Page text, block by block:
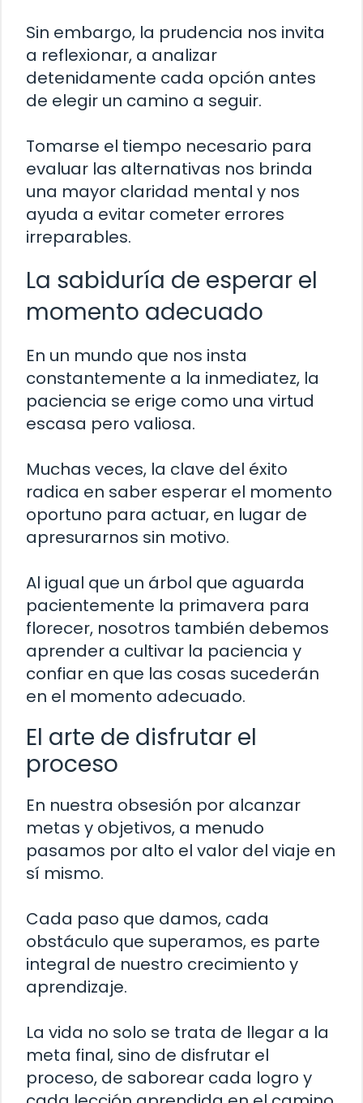
Sin embargo, la prudencia nos invita
a reflexionar, a analizar
detenidamente cada opción antes
de elegir un camino a seguir.
Tomarse el tiempo necesario para
evaluar las alternativas nos brinda
una mayor claridad mental y nos
ayuda a evitar cometer errores
irreparables.
La sabiduría de esperar el
momento adecuado
En un mundo que nos insta
constantemente a la inmediatez, la
paciencia se erige como una virtud
escasa pero valiosa.
Muchas veces, la clave del éxito
radica en saber esperar el momento
oportuno para actuar, en lugar de
apresurarnos sin motivo.
Al igual que un árbol que aguarda
pacientemente la primavera para
florecer, nosotros también debemos
aprender a cultivar la paciencia y
confiar en que las cosas sucederán
en el momento adecuado.
El arte de disfrutar el
proceso
En nuestra obsesión por alcanzar
metas y objetivos, a menudo
pasamos por alto el valor del viaje en
sí mismo.
Cada paso que damos, cada
obstáculo que superamos, es parte
integral de nuestro crecimiento y
aprendizaje.
La vida no solo se trata de llegar a la
meta final, sino de disfrutar el
proceso, de saborear cada logro y